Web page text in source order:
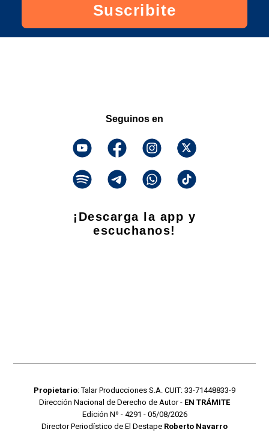
Suscribite
Seguinos en
¡Descarga la app y
escuchanos!
Propietario: Talar Producciones S.A. CUIT: 33-71448833-9
Dirección Nacional de Derecho de Autor - EN TRÁMITE
Edición Nº - 4291 - 05/08/2026
Director Periodístico de El Destape Roberto Navarro